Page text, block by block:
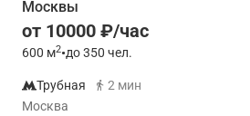
Москвы
от 10000 ₽/час
600 м2•до 350 чел.
Трубная
2 мин
Москва